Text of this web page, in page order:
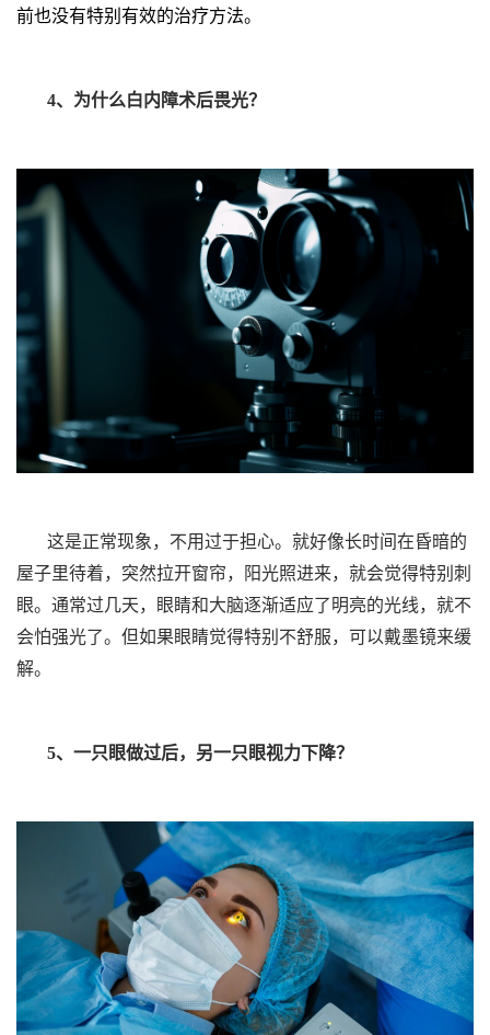
前也没有特别有效的治疗方法。
4、为什么白内障术后畏光？
这是正常现象，不用过于担心。就好像长时间在昏暗的
屋子里待着，突然拉开窗帘，阳光照进来，就会觉得特别刺
眼。 通常过几天，眼睛和大脑逐渐适应了明亮的光线，就不
会怕强光了。但如果眼睛觉得特别不舒服，可以戴墨镜来缓
解。
5、一只眼做过后，另一只眼视力下降？